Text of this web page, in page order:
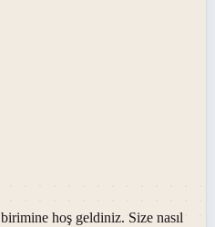
birimine hoş geldiniz. Size nasıl